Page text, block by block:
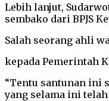
Lebih lanjut,
sembako dari BPJS
Salah seorang ahli
kepada Pemerintah
“Tentu santunan ini
yang selama ini